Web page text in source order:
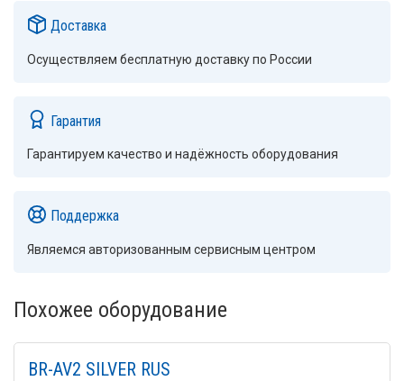
Доставка
Осуществляем бесплатную доставку по России
Гарантия
Гарантируем качество и надёжность оборудования
Поддержка
Являемся авторизованным сервисным центром
Похожее оборудование
BR-AV2 SILVER RUS